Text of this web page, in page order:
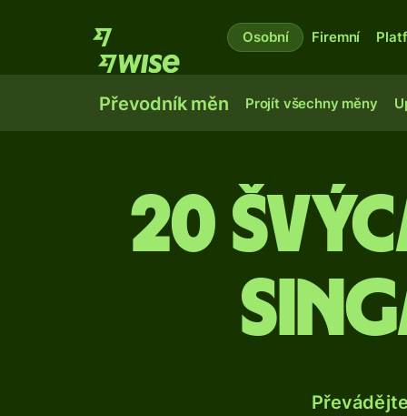
Osobní Firemní
Převodník měn Projít všechny měny
20